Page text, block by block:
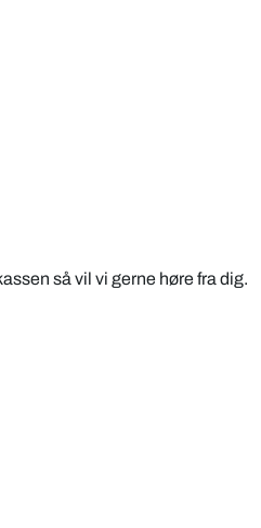
så vil vi gerne høre fra dig.